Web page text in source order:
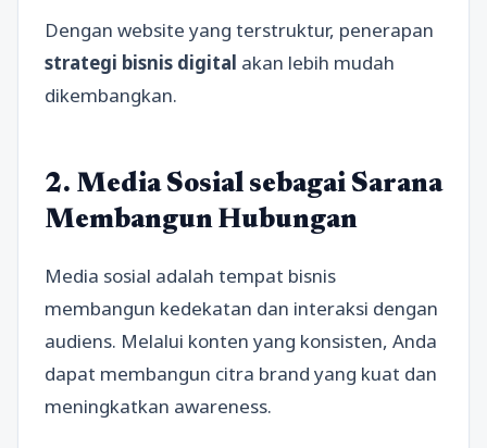
Dengan website yang terstruktur, penerapan
strategi bisnis digital akan lebih mudah
dikembangkan.
2. Media Sosial sebagai Sarana
Membangun Hubungan
Media sosial adalah tempat bisnis
membangun kedekatan dan interaksi dengan
audiens. Melalui konten yang konsisten, Anda
dapat membangun citra brand yang kuat dan
meningkatkan awareness.